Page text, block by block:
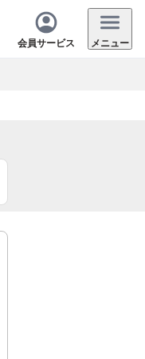
会員サービス メニュー